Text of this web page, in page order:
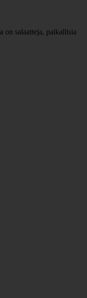
on salaatteja, paikallisia